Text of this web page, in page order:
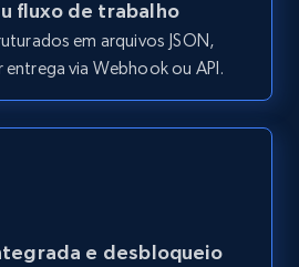
Comece grátis
information -
on zillow and use the
fluxo de trabalho
em arquivos JSON,
entrega via Webhook ou API.
e desbloqueio